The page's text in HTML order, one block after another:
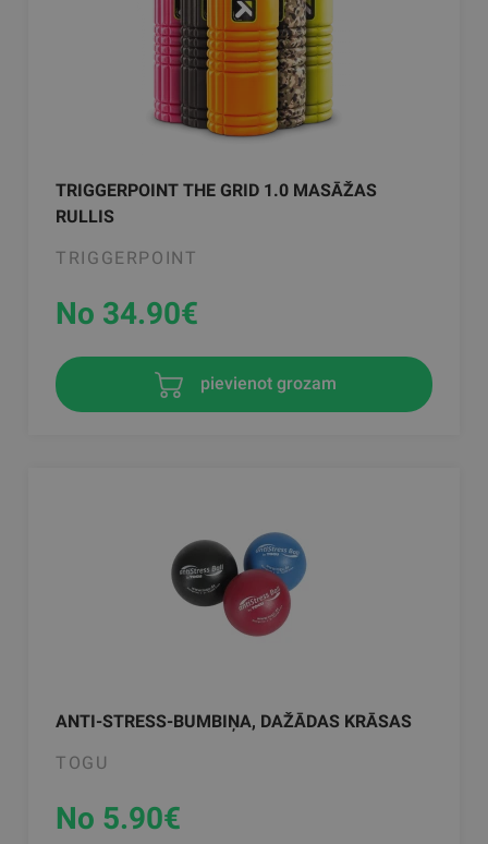
TRIGGERPOINT THE GRID 1.0 MASĀŽAS
RULLIS
TRIGGERPOINT
No 34.90€
pievienot grozam
ANTI-STRESS-BUMBIŅA, DAŽĀDAS KRĀSAS
TOGU
No 5.90€